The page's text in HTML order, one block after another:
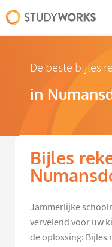
De beste bijles
in
Bijles
Jammerlijke
vervelend voor uw
de oplossing: Bijles